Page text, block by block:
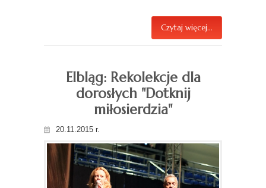
Czytaj więcej...
Elbląg: Rekolekcje dla
dorosłych "Dotknij
miłosierdzia"
20.11.2015 r.